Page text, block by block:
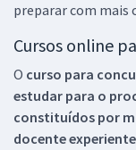
preparar com mais
Cursos online
O curso para
estudar para o
constituídos por
docente